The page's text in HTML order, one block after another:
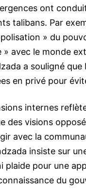
ont
talibans. Par
» du
» avec le monde
a souligné
en privé pour
internes
des visions
avec la
insiste sur
plaide pour une
du